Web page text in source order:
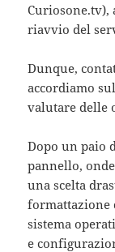
Curiosone.tv),
riavvio del
Dunque,
accordiamo
valutare delle
Dopo un paio
pannello,
una scelta
formattazione
sistema
e